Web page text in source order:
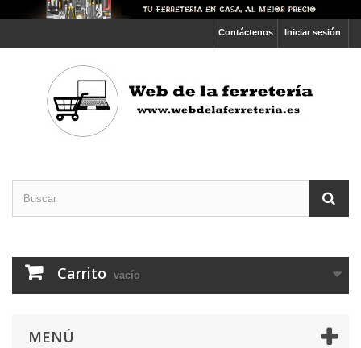
Iniciar sesión
Contáctenos
Carrito vacío
MENÚ